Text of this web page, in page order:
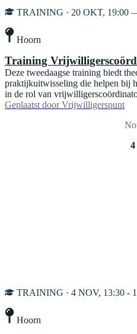
TRAINING · 20 OKT, 19:00
Hoorn
Training
Deze tweedaagse training biedt
praktijkuitwisseling die helpen bij
in de rol van
Geplaatst door Vrijwilligerspunt
4
TRAINING · 4 NOV, 13:30 -
Hoorn